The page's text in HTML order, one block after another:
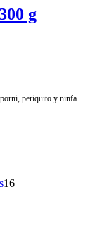
g
periquito y ninfa
1616